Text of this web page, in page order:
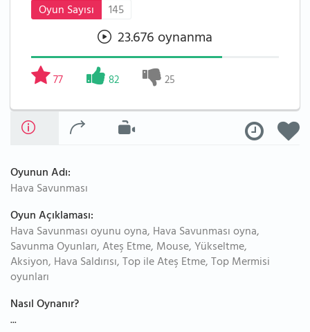
Oyun Sayısı
145
23.676 oynanma
77 82 25
Oyunun Adı:
Hava Savunması
Oyun Açıklaması:
Hava Savunması oyunu oyna, Hava Savunması oyna,
Savunma Oyunları, Ateş Etme, Mouse, Yükseltme,
Aksiyon, Hava Saldırısı, Top ile Ateş Etme, Top Mermisi
oyunları
Nasıl Oynanır?
...